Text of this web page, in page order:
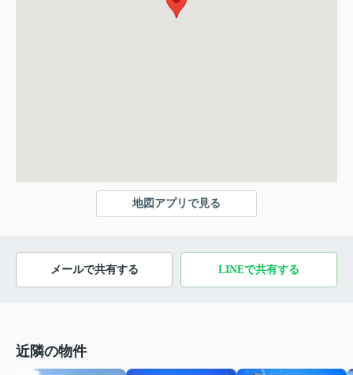
地図アプリで見る
メールで共有する LINEで共有する
近隣の物件